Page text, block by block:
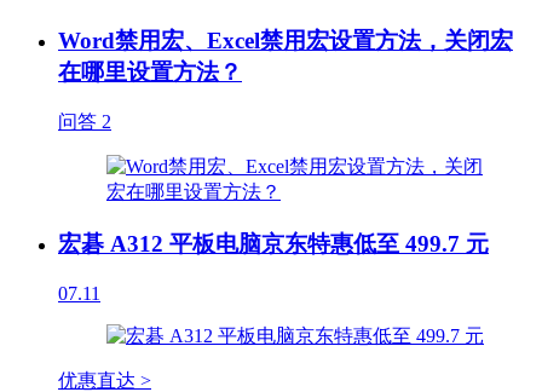
Word禁用宏、Excel禁用宏设置方法，关闭宏
在哪里设置方法？
问答 2
宏碁 A312 平板电脑京东特惠低至 499.7 元
07.11
优惠直达 >